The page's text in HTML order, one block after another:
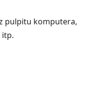
pulpitu komputera,